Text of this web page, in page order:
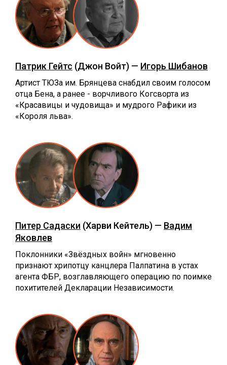
Патрик Гейтс (Джон Войт) — Игорь Шибанов
Артист ТЮЗа им. Брянцева снабдил своим голосом
отца Бена, а ранее - ворчливого Когсворта из
«Красавицы и чудовища» и мудрого Рафики из
«Короля льва».
Питер Садаски (Харви Кейтель) — Вадим
Яковлев
Поклонники «Звёздных войн» мгновенно
признают хрипотцу канцлера Палпатина в устах
агента ФБР, возглавляющего операцию по поимке
похитителей Декларации Независимости.